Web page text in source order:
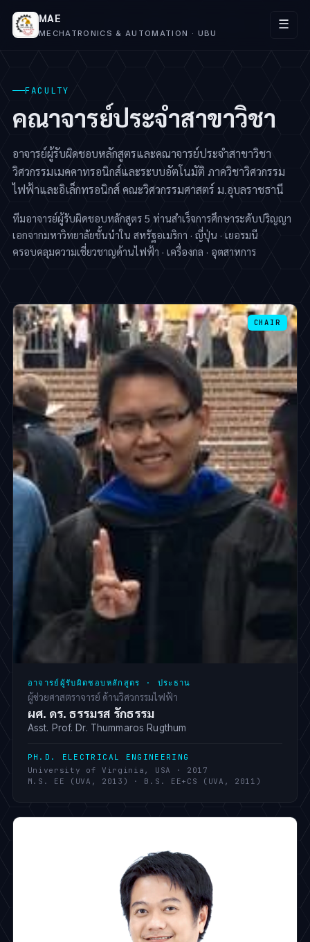
MAE
MECHATRONICS & AUTOMATION · UBU
☰
FACULTY
คณาจารย์ประจำสาขาวิชา
อาจารย์ผู้รับผิดชอบหลักสูตรและคณาจารย์ประจำสาขาวิชา
วิศวกรรมเมคคาทรอนิกส์และระบบอัตโนมัติ ภาควิชาวิศวกรรม
ไฟฟ้าและอิเล็กทรอนิกส์ คณะวิศวกรรมศาสตร์ ม.อุบลราชธานี
ทีมอาจารย์ผู้รับผิดชอบหลักสูตร 5 ท่านสำเร็จการศึกษาระดับปริญญา
เอกจากมหาวิทยาลัยชั้นนำใน สหรัฐอเมริกา · ญี่ปุ่น · เยอรมนี
ครอบคลุมความเชี่ยวชาญด้านไฟฟ้า · เครื่องกล · อุตสาหการ
อาจารย์ผู้รับผิดชอบหลักสูตร · ประธาน
ผู้ช่วยศาสตราจารย์ ด้านวิศวกรรมไฟฟ้า
ผศ. ดร. ธรรมรส รักธรรม
Asst. Prof. Dr. Thummaros Rugthum
PH.D. ELECTRICAL ENGINEERING
University of Virginia, USA · 2017
M.S. EE (UVA, 2013) · B.S. EE+CS (UVA, 2011)